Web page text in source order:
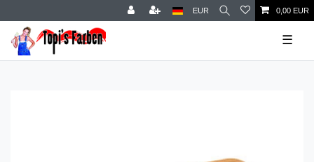
EUR 0,00 EUR
☰